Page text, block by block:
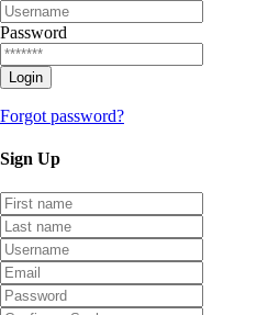
Password
Forgot password?
Sign Up